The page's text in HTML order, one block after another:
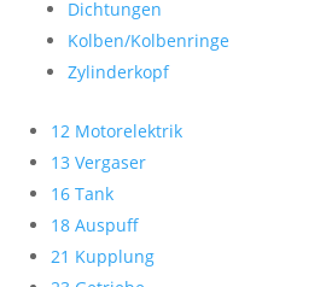
Dichtungen
Kolben/Kolbenringe
Zylinderkopf
12 Motorelektrik
13 Vergaser
16 Tank
18 Auspuff
21 Kupplung